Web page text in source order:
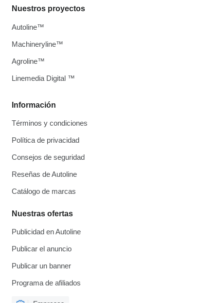
Información
Términos y condiciones
Política de privacidad
Consejos de seguridad
Reseñas de Autoline
Catálogo de marcas
Nuestras ofertas
Publicidad en Autoline
Publicar el anuncio
Publicar un banner
Programa de afiliados
Nuestros proyectos
Autoline™
Machineryline™
Agroline™
Linemedia Digital ™